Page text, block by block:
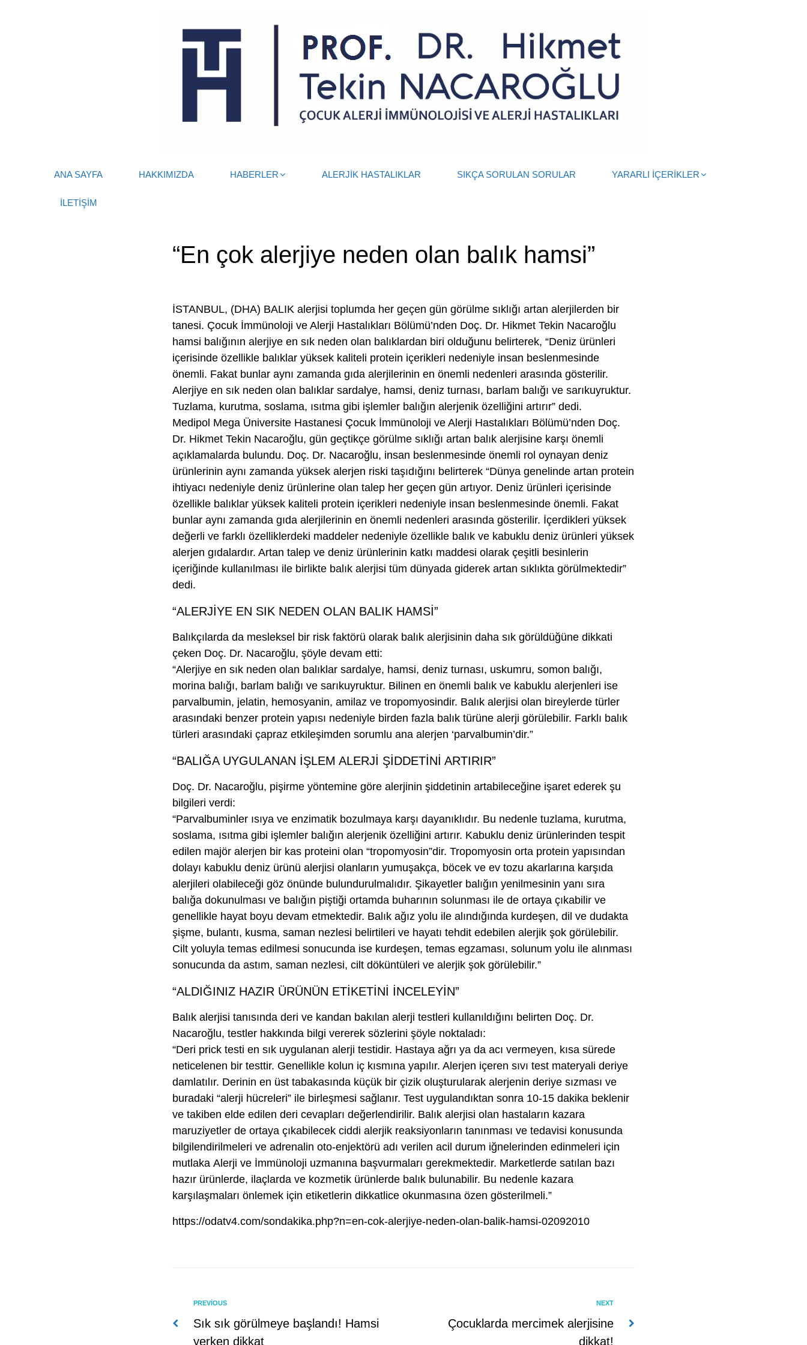
ANA SAYFA HAKKIMIZDA HABERLER ALERJİK HASTALIKLAR SIKÇA SORULAN SORULAR YARARLI İÇERİKLER
İLETİŞİM
“En çok alerjiye neden olan balık hamsi”
İSTANBUL, (DHA) BALIK alerjisi toplumda her geçen gün görülme sıklığı artan alerjilerden bir
tanesi. Çocuk İmmünoloji ve Alerji Hastalıkları Bölümü’nden Doç. Dr. Hikmet Tekin Nacaroğlu
hamsi balığının alerjiye en sık neden olan balıklardan biri olduğunu belirterek, “Deniz ürünleri
içerisinde özellikle balıklar yüksek kaliteli protein içerikleri nedeniyle insan beslenmesinde
önemli. Fakat bunlar aynı zamanda gıda alerjilerinin en önemli nedenleri arasında gösterilir.
Alerjiye en sık neden olan balıklar sardalye, hamsi, deniz turnası, barlam balığı ve sarıkuyruktur.
Tuzlama, kurutma, soslama, ısıtma gibi işlemler balığın alerjenik özelliğini artırır” dedi.
Medipol Mega Üniversite Hastanesi Çocuk İmmünoloji ve Alerji Hastalıkları Bölümü’nden Doç.
Dr. Hikmet Tekin Nacaroğlu, gün geçtikçe görülme sıklığı artan balık alerjisine karşı önemli
açıklamalarda bulundu. Doç. Dr. Nacaroğlu, insan beslenmesinde önemli rol oynayan deniz
ürünlerinin aynı zamanda yüksek alerjen riski taşıdığını belirterek “Dünya genelinde artan protein
ihtiyacı nedeniyle deniz ürünlerine olan talep her geçen gün artıyor. Deniz ürünleri içerisinde
özellikle balıklar yüksek kaliteli protein içerikleri nedeniyle insan beslenmesinde önemli. Fakat
bunlar aynı zamanda gıda alerjilerinin en önemli nedenleri arasında gösterilir. İçerdikleri yüksek
değerli ve farklı özelliklerdeki maddeler nedeniyle özellikle balık ve kabuklu deniz ürünleri yüksek
alerjen gıdalardır. Artan talep ve deniz ürünlerinin katkı maddesi olarak çeşitli besinlerin
içeriğinde kullanılması ile birlikte balık alerjisi tüm dünyada giderek artan sıklıkta görülmektedir”
dedi.
“ALERJİYE EN SIK NEDEN OLAN BALIK HAMSİ”
Balıkçılarda da mesleksel bir risk faktörü olarak balık alerjisinin daha sık görüldüğüne dikkati
çeken Doç. Dr. Nacaroğlu, şöyle devam etti:
“Alerjiye en sık neden olan balıklar sardalye, hamsi, deniz turnası, uskumru, somon balığı,
morina balığı, barlam balığı ve sarıkuyruktur. Bilinen en önemli balık ve kabuklu alerjenleri ise
parvalbumin, jelatin, hemosyanin, amilaz ve tropomyosindir. Balık alerjisi olan bireylerde türler
arasındaki benzer protein yapısı nedeniyle birden fazla balık türüne alerji görülebilir. Farklı balık
türleri arasındaki çapraz etkileşimden sorumlu ana alerjen ‘parvalbumin’dir.”
“BALIĞA UYGULANAN İŞLEM ALERJİ ŞİDDETİNİ ARTIRIR”
Doç. Dr. Nacaroğlu, pişirme yöntemine göre alerjinin şiddetinin artabileceğine işaret ederek şu
bilgileri verdi:
“Parvalbuminler ısıya ve enzimatik bozulmaya karşı dayanıklıdır. Bu nedenle tuzlama, kurutma,
soslama, ısıtma gibi işlemler balığın alerjenik özelliğini artırır. Kabuklu deniz ürünlerinden tespit
edilen majör alerjen bir kas proteini olan “tropomyosin”dir. Tropomyosin orta protein yapısından
dolayı kabuklu deniz ürünü alerjisi olanların yumuşakça, böcek ve ev tozu akarlarına karşıda
alerjileri olabileceği göz önünde bulundurulmalıdır. Şikayetler balığın yenilmesinin yanı sıra
balığa dokunulması ve balığın piştiği ortamda buharının solunması ile de ortaya çıkabilir ve
genellikle hayat boyu devam etmektedir. Balık ağız yolu ile alındığında kurdeşen, dil ve dudakta
şişme, bulantı, kusma, saman nezlesi belirtileri ve hayatı tehdit edebilen alerjik şok görülebilir.
Cilt yoluyla temas edilmesi sonucunda ise kurdeşen, temas egzaması, solunum yolu ile alınması
sonucunda da astım, saman nezlesi, cilt döküntüleri ve alerjik şok görülebilir.”
“ALDIĞINIZ HAZIR ÜRÜNÜN ETİKETİNİ İNCELEYİN”
Balık alerjisi tanısında deri ve kandan bakılan alerji testleri kullanıldığını belirten Doç. Dr.
Nacaroğlu, testler hakkında bilgi vererek sözlerini şöyle noktaladı:
“Deri prick testi en sık uygulanan alerji testidir. Hastaya ağrı ya da acı vermeyen, kısa sürede
neticelenen bir testtir. Genellikle kolun iç kısmına yapılır. Alerjen içeren sıvı test materyali deriye
damlatılır. Derinin en üst tabakasında küçük bir çizik oluşturularak alerjenin deriye sızması ve
buradaki “alerji hücreleri” ile birleşmesi sağlanır. Test uygulandıktan sonra 10-15 dakika beklenir
ve takiben elde edilen deri cevapları değerlendirilir. Balık alerjisi olan hastaların kazara
maruziyetler de ortaya çıkabilecek ciddi alerjik reaksiyonların tanınması ve tedavisi konusunda
bilgilendirilmeleri ve adrenalin oto-enjektörü adı verilen acil durum iğnelerinden edinmeleri için
mutlaka Alerji ve İmmünoloji uzmanına başvurmaları gerekmektedir. Marketlerde satılan bazı
hazır ürünlerde, ilaçlarda ve kozmetik ürünlerde balık bulunabilir. Bu nedenle kazara
karşılaşmaları önlemek için etiketlerin dikkatlice okunmasına özen gösterilmeli.”
https://odatv4.com/sondakika.php?n=en-cok-alerjiye-neden-olan-balik-hamsi-02092010
Yazı
Previous
PREVIOUS
Sık sık görülmeye başlandı! Hamsi
yerken dikkat
NEXT
Çocuklarda mercimek alerjisine
dikkat!